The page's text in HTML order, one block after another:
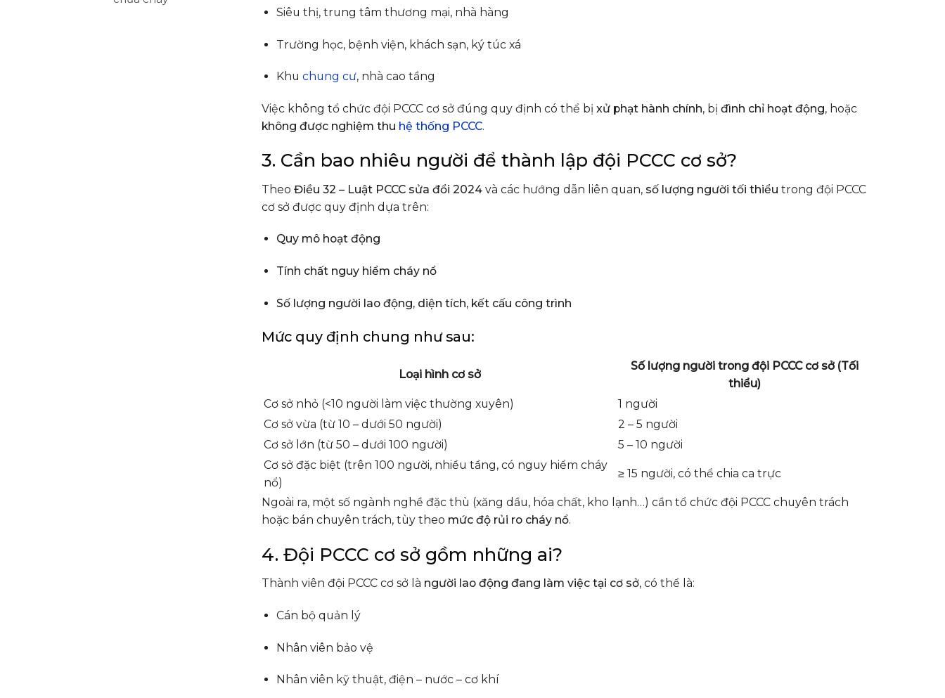
Siêu thị, trung tâm thương mại, nhà hàng
Trường học, bệnh viện, khách sạn, ký túc xá
Khu chung cư, nhà cao tầng
Việc không tổ chức đội PCCC cơ sở đúng quy định có thể bị xử phạt hành chính, bị đình chỉ hoạt động, hoặc
không được nghiệm thu hệ thống PCCC.
3. Cần bao nhiêu người để thành lập đội PCCC cơ sở?
Theo Điều 32 – Luật PCCC sửa đổi 2024 và các hướng dẫn liên quan, số lượng người tối thiểu trong đội PCCC
cơ sở được quy định dựa trên:
Quy mô hoạt động
Tính chất nguy hiểm cháy nổ
Số lượng người lao động, diện tích, kết cấu công trình
Mức quy định chung như sau:
Loại hình cơ sở
Số lượng người trong đội PCCC cơ sở (Tối
thiểu)
Cơ sở nhỏ (<10 người làm việc thường xuyên)
1 người
Cơ sở vừa (từ 10 – dưới 50 người)
2 – 5 người
Cơ sở lớn (từ 50 – dưới 100 người)
5 – 10 người
Cơ sở đặc biệt (trên 100 người, nhiều tầng, có nguy hiểm cháy
nổ)
≥ 15 người, có thể chia ca trực
Ngoài ra, một số ngành nghề đặc thù (xăng dầu, hóa chất, kho lạnh…) cần tổ chức đội PCCC chuyên trách
hoặc bán chuyên trách, tùy theo mức độ rủi ro cháy nổ.
4. Đội PCCC cơ sở gồm những ai?
Thành viên đội PCCC cơ sở là người lao động đang làm việc tại cơ sở, có thể là:
Cán bộ quản lý
Nhân viên bảo vệ
Nhân viên kỹ thuật, điện – nước – cơ khí